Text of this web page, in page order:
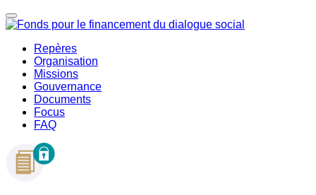
Repères
Organisation
Missions
Gouvernance
Documents
Focus
FAQ